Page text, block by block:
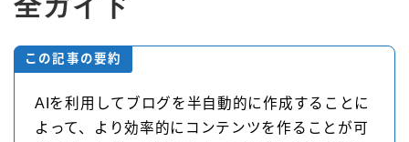
この記事の要約
AIを利用してブログを半自動的に作成することに
よって、より効率的にコンテンツを作ることが可